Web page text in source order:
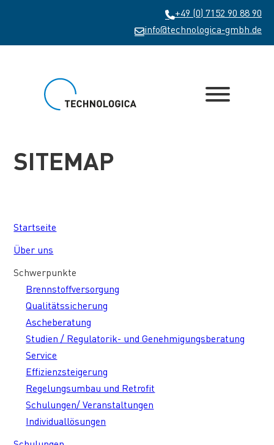
+49 (0) 7152 90 88 90
info@technologica-gmbh.de
SITEMAP
Startseite
Über uns
Schwerpunkte
Brennstoffversorgung
Qualitätssicherung
Ascheberatung
Studien / Regulatorik- und Genehmigungsberatung
Service
Effizienzsteigerung
Regelungsumbau und Retrofit
Schulungen/ Veranstaltungen
Individuallösungen